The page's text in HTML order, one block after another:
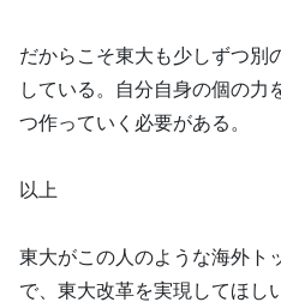
だからこそ東大も少しずつ別
している。自分自身の個の力
つ作っていく必要がある。
以上
東大がこの人のような海外ト
で、東大改革を実現してほし